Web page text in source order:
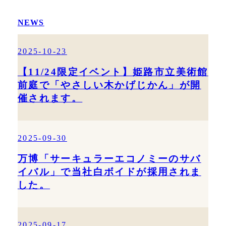
NEWS
2025-10-23
【11/24限定イベント】姫路市立美術館
前庭で「やさしい木かげじかん」が開
催されます。
2025-09-30
万博「サーキュラーエコノミーのサバ
イバル」で当社白ボイドが採用されま
した。